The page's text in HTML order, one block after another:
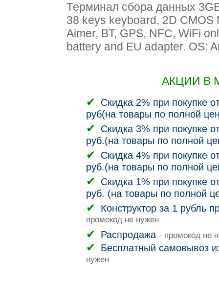
Терминал сбора данных
38 keys keyboard, 2D
Aimer, BT, GPS, NFC, WiFi
battery and EU adapter. OS:
АКЦИИ В
Скидка 2% при покупке
руб(на товары по полной
Скидка 3% при покупке
руб.(на товары по полной
Скидка 4% при покупке
руб.(на товары по полной
Скидка 1% при покупке
руб. (на товары по полной
Конструктор за 1 рубль
промокод не нужен
Распродажа - промокод не
Бесплатный самовывоз
нужен